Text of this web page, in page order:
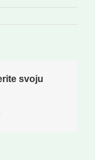
svoju
Email: